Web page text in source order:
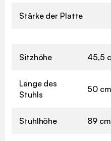
Stärke der Platte
Sitzhöhe 45,5
Länge des
Stuhls
50 cm
Stuhlhöhe 89 cm